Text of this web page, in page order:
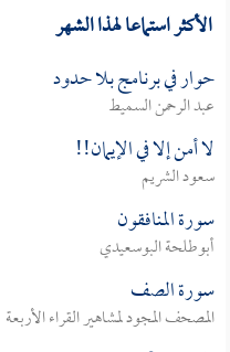
الأكثر استماعا لهذا الشهر
حوار في برنامج بلا حدود
عبد الرحمن السميط
لا أمن إلا في الإيمان!!
سعود الشريم
سورة المنافقون
أبوطلحة البوسعيدي
سورة الصف
المصحف المجود لمشاهير القراء الأربعة